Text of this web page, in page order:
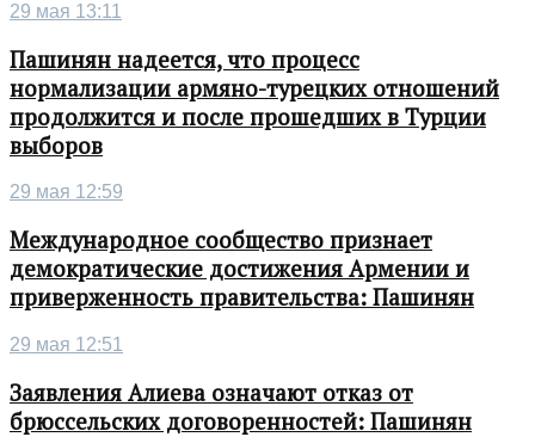
29 мая 13:11
Пашинян надеется, что процесс
нормализации армяно-турецких отношений
продолжится и после прошедших в Турции
выборов
29 мая 12:59
Международное сообщество признает
демократические достижения Армении и
приверженность правительства: Пашинян
29 мая 12:51
Заявления Алиева означают отказ от
брюссельских договоренностей: Пашинян